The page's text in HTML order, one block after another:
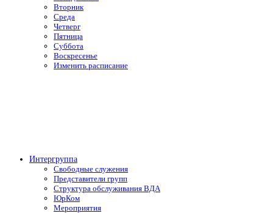
Вторник
Среда
Четверг
Пятница
Суббота
Воскресенье
Изменить расписание
Интергруппа
Свободные служения
Представители групп
Структура обслуживания ВДА
ЮрКом
Мероприятия